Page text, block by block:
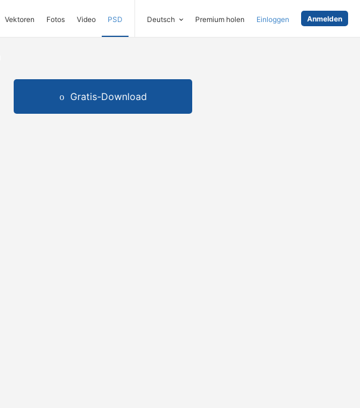
Vektoren Fotos Video PSD Deutsch Premium holen Einloggen Anmelden
Gratis-Download